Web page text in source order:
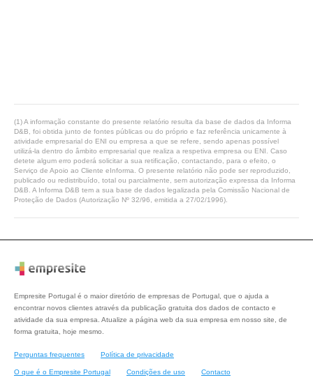
(1) A informação constante do presente relatório resulta da base de dados da Informa
D&B, foi obtida junto de fontes públicas ou do próprio e faz referência unicamente à
atividade empresarial do ENI ou empresa a que se refere, sendo apenas possível
utilizá-la dentro do âmbito empresarial que realiza a respetiva empresa ou ENI. Caso
detete algum erro poderá solicitar a sua retificação, contactando, para o efeito, o
Serviço de Apoio ao Cliente eInforma. O presente relatório não pode ser reproduzido,
publicado ou redistribuído, total ou parcialmente, sem autorização expressa da Informa
D&B. A Informa D&B tem a sua base de dados legalizada pela Comissão Nacional de
Proteção de Dados (Autorização Nº 32/96, emitida a 27/02/1996).
Empresite Portugal é o maior diretório de empresas de Portugal, que o ajuda a
encontrar novos clientes através da publicação gratuita dos dados de contacto e
atividade da sua empresa. Atualize a página web da sua empresa em nosso site, de
forma gratuita, hoje mesmo.
Perguntas frequentes Política de privacidade
O que é o Empresite Portugal Condições de uso Contacto